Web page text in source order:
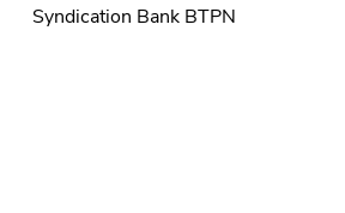
Syndication Bank BTPN